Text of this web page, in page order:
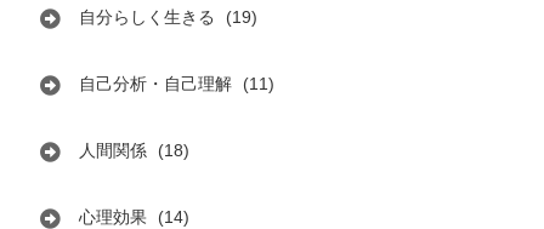
自分らしく生きる (19)
自己分析・自己理解 (11)
人間関係 (18)
心理効果 (14)